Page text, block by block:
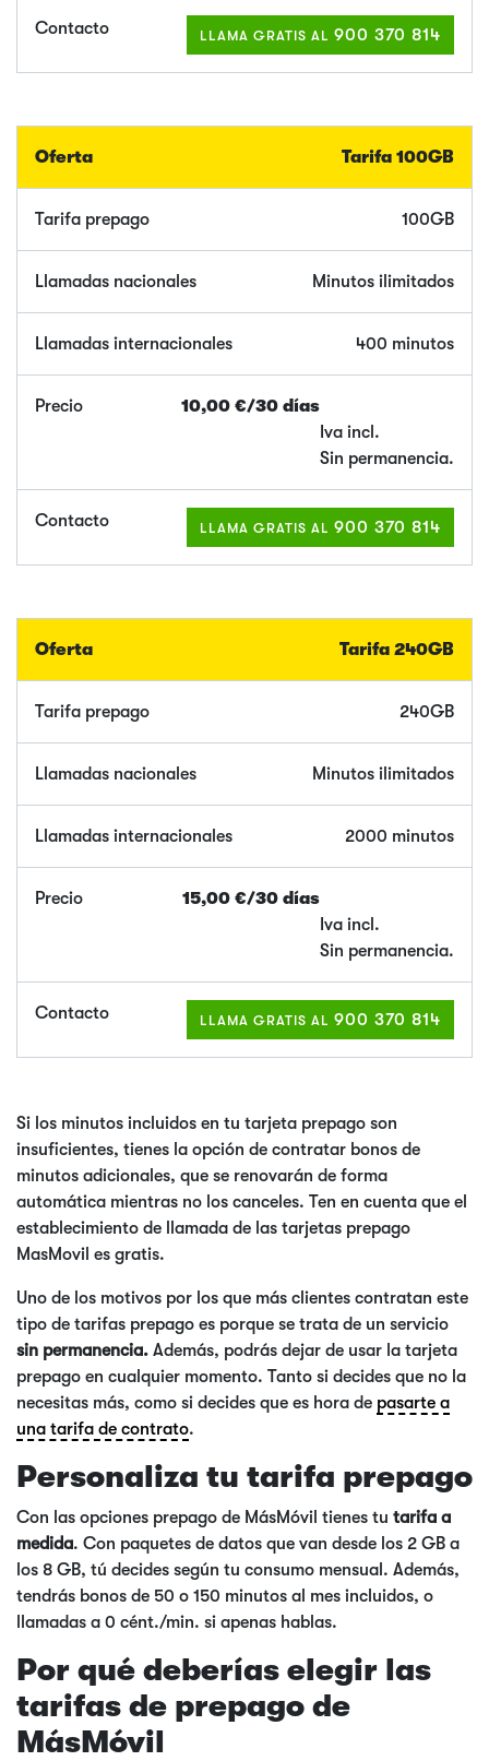
LLAMA GRATIS AL 900 370 814
Tarifa 100GB
100GB
Minutos ilimitados
400 minutos
10,00 €/30 días
Iva incl.
Sin permanencia.
LLAMA GRATIS AL 900 370 814
Tarifa 240GB
240GB
Minutos ilimitados
2000 minutos
15,00 €/30 días
Iva incl.
Sin permanencia.
LLAMA GRATIS AL 900 370 814
Si los minutos incluidos en tu tarjeta prepago son
insuficientes, tienes la opción de contratar bonos de
minutos adicionales, que se renovarán de forma
automática mientras no los canceles. Ten en cuenta que el
establecimiento de llamada de las tarjetas prepago
MasMovil es gratis.
Uno de los motivos por los que más clientes contratan este
tipo de tarifas prepago es porque se trata de un servicio
sin permanencia. Además, podrás dejar de usar la tarjeta
prepago en cualquier momento. Tanto si decides que no la
necesitas más, como si decides que es hora de pasarte a
una tarifa de contrato.
Personaliza tu tarifa prepago
Con las opciones prepago de MásMóvil tienes tu tarifa a
medida. Con paquetes de datos que van desde los 2 GB a
los 8 GB, tú decides según tu consumo mensual. Además,
tendrás bonos de 50 o 150 minutos al mes incluidos, o
llamadas a 0 cént./min. si apenas hablas.
Por qué deberías elegir las
tarifas de prepago de
MásMóvil